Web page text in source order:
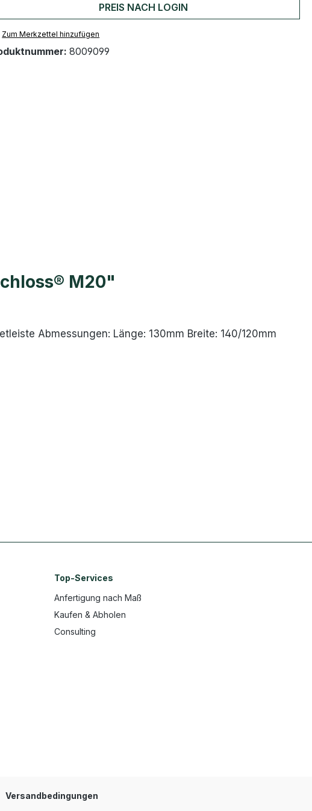
PREIS NACH LOGIN
Zum Merkzettel hinzufügen
8009099
M20"
Abmessungen: Länge: 130mm Breite: 140/120mm
Top-Services
Anfertigung nach Maß
Kaufen & Abholen
Consulting
Versandbedingungen